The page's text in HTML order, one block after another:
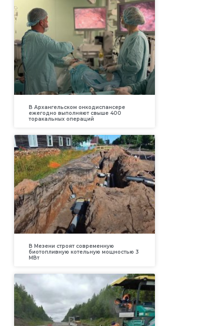
В Архангельском онкодиспансере
ежегодно выполняют свыше 400
торакальных операций
В Мезени строят современную
биотопливную котельную мощностью 3
МВт